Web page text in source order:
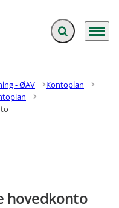
Fold søgefelt ud
Menu
- ØAV
Kontoplan
hovedkonto